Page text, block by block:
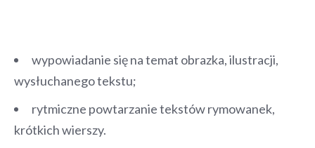
wypowiadanie się na temat obrazka, ilustracji,
wysłuchanego tekstu;
rytmiczne powtarzanie tekstów rymowanek,
krótkich wierszy.